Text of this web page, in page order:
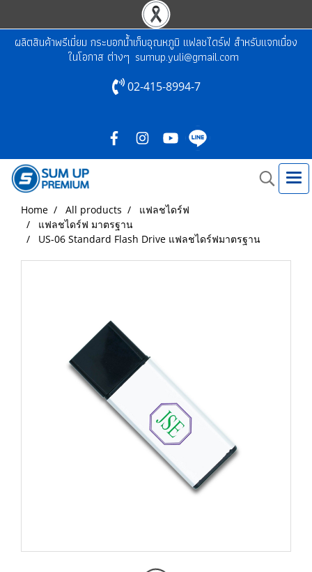
ผลิตสินค้าพรีเมี่ยม กระบอกน้ำเก็บอุณหภูมิ แฟลชไดร์ฟ สำหรับแจกเนื่อง
ในโอกาส ต่างๆ sumup.yuli@gmail.com
02-415-8994-7
Home All products
แฟลชไดร์ฟ
แฟลชไดร์ฟ มาตรฐาน
US-06 Standard Flash Drive แฟลชไดร์ฟมาตรฐาน